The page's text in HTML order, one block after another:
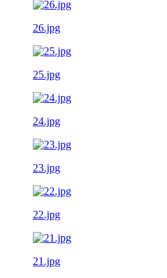
26.jpg
25.jpg
24.jpg
23.jpg
22.jpg
21.jpg